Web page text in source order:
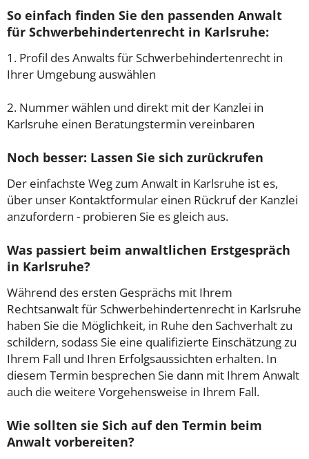
So einfach finden Sie den passenden Anwalt
für Schwerbehindertenrecht in Karlsruhe:
1. Profil des Anwalts für Schwerbehindertenrecht in
Ihrer Umgebung auswählen
2. Nummer wählen und direkt mit der Kanzlei in
Karlsruhe einen Beratungstermin vereinbaren
Noch besser: Lassen Sie sich zurückrufen
Der einfachste Weg zum Anwalt in Karlsruhe ist es,
über unser Kontaktformular einen Rückruf der Kanzlei
anzufordern - probieren Sie es gleich aus.
Was passiert beim anwaltlichen Erstgespräch
in Karlsruhe?
Während des ersten Gesprächs mit Ihrem
Rechtsanwalt für Schwerbehindertenrecht in Karlsruhe
haben Sie die Möglichkeit, in Ruhe den Sachverhalt zu
schildern, sodass Sie eine qualifizierte Einschätzung zu
Ihrem Fall und Ihren Erfolgsaussichten erhalten. In
diesem Termin besprechen Sie dann mit Ihrem Anwalt
auch die weitere Vorgehensweise in Ihrem Fall.
Wie sollten sie Sich auf den Termin beim
Anwalt vorbereiten?